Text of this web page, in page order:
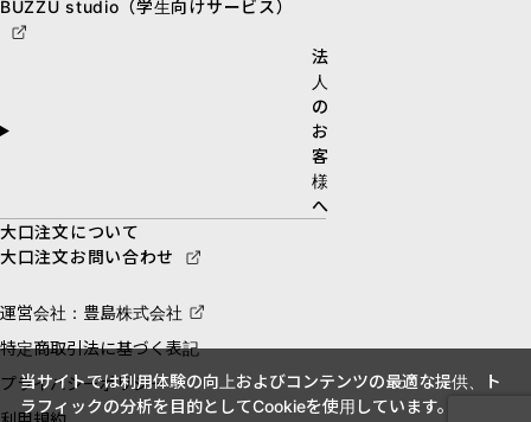
BUZZU studio（学生向けサービス）
法
人
の
お
客
様
へ
大口注文について
大口注文お問い合わせ
運営会社：豊島株式会社
特定商取引法に基づく表記
プライバシーポリシー
当サイトでは利用体験の向上およびコンテンツの最適な提供、ト
ラフィックの分析を目的としてCookieを使用しています。